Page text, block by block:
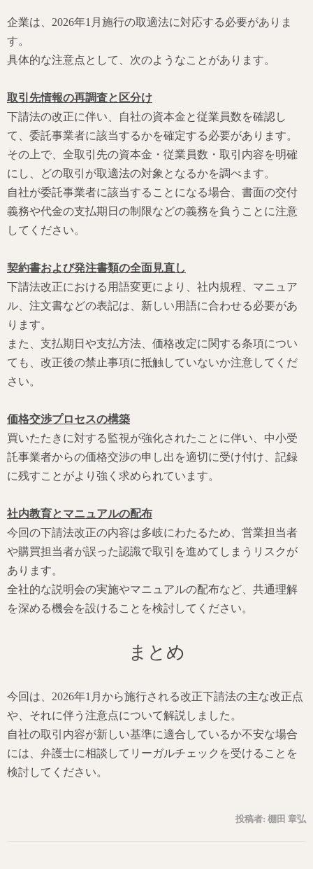
企業は、2026年1月施行の取適法に対応する必要がありま
す。
具体的な注意点として、次のようなことがあります。
取引先情報の再調査と区分け
下請法の改正に伴い、自社の資本金と従業員数を確認し
て、委託事業者に該当するかを確定する必要があります。
その上で、全取引先の資本金・従業員数・取引内容を明確
にし、どの取引が取適法の対象となるかを調べます。
自社が委託事業者に該当することになる場合、書面の交付
義務や代金の支払期日の制限などの義務を負うことに注意
してください。
契約書および発注書類の全面見直し
下請法改正における用語変更により、社内規程、マニュア
ル、注文書などの表記は、新しい用語に合わせる必要があ
ります。
また、支払期日や支払方法、価格改定に関する条項につい
ても、改正後の禁止事項に抵触していないか注意してくだ
さい。
価格交渉プロセスの構築
買いたたきに対する監視が強化されたことに伴い、中小受
託事業者からの価格交渉の申し出を適切に受け付け、記録
に残すことがより強く求められています。
社内教育とマニュアルの配布
今回の下請法改正の内容は多岐にわたるため、営業担当者
や購買担当者が誤った認識で取引を進めてしまうリスクが
あります。
全社的な説明会の実施やマニュアルの配布など、共通理解
を深める機会を設けることを検討してください。
まとめ
今回は、2026年1月から施行される改正下請法の主な改正点
や、それに伴う注意点について解説しました。
自社の取引内容が新しい基準に適合しているか不安な場合
には、弁護士に相談してリーガルチェックを受けることを
検討してください。
投稿者: 棚田 章弘